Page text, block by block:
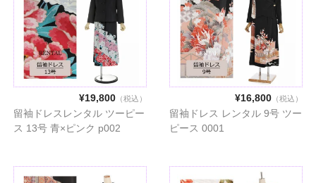
¥19,800（税込）
留袖ドレスレンタル ツーピー
ス 13号 青×ピンク p002
¥16,800 （税込）
留袖ドレス レンタル 9号 ツー
ピース 0001